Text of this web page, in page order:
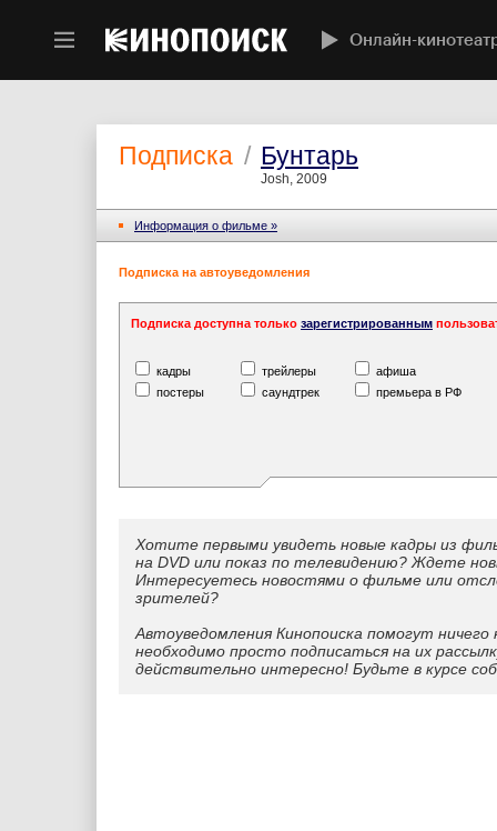
Онлайн-
Подписка / Бунтарь
Josh, 2009
Информация o фильме »
Подписка на автоуведомления
Подписка доступна только зарегистрированным
кадры трейлеры
афиша
постеры
саундтрек премьера в РФ
Хотите первыми увидеть новые кадры из
на DVD или показ по телевидению? Ждете
Интересуетесь новостями о фильме или
зрителей?
Автоуведомления Кинопоиска помогут
необходимо просто подписаться на их
действительно интересно! Будьте в курсе